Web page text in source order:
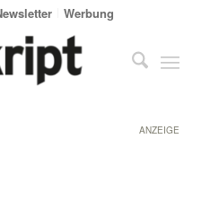
Werbung
ANZEIGE